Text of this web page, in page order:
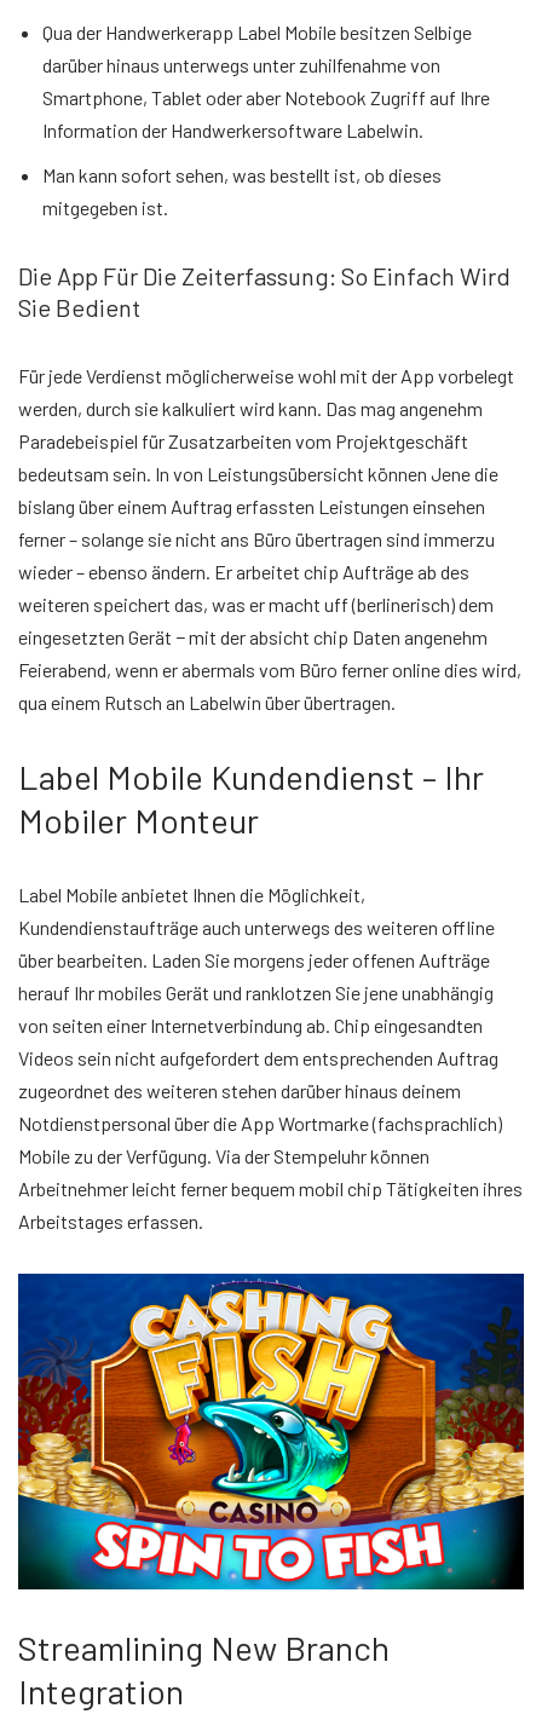
Qua der Handwerkerapp Label Mobile besitzen Selbige
darüber hinaus unterwegs unter zuhilfenahme von
Smartphone, Tablet oder aber Notebook Zugriff auf Ihre
Information der Handwerkersoftware Labelwin.
Man kann sofort sehen, was bestellt ist, ob dieses
mitgegeben ist.
Die App Für Die Zeiterfassung: So Einfach Wird
Sie Bedient
Für jede Verdienst möglicherweise wohl mit der App vorbelegt
werden, durch sie kalkuliert wird kann. Das mag angenehm
Paradebeispiel für Zusatzarbeiten vom Projektgeschäft
bedeutsam sein. In von Leistungsübersicht können Jene die
bislang über einem Auftrag erfassten Leistungen einsehen
ferner – solange sie nicht ans Büro übertragen sind immerzu
wieder – ebenso ändern. Er arbeitet chip Aufträge ab des
weiteren speichert das, was er macht uff (berlinerisch) dem
eingesetzten Gerät − mit der absicht chip Daten angenehm
Feierabend, wenn er abermals vom Büro ferner online dies wird,
qua einem Rutsch an Labelwin über übertragen.
Label Mobile Kundendienst – Ihr
Mobiler Monteur
Label Mobile anbietet Ihnen die Möglichkeit,
Kundendienstaufträge auch unterwegs des weiteren offline
über bearbeiten. Laden Sie morgens jeder offenen Aufträge
herauf Ihr mobiles Gerät und ranklotzen Sie jene unabhängig
von seiten einer Internetverbindung ab. Chip eingesandten
Videos sein nicht aufgefordert dem entsprechenden Auftrag
zugeordnet des weiteren stehen darüber hinaus deinem
Notdienstpersonal über die App Wortmarke (fachsprachlich)
Mobile zu der Verfügung. Via der Stempeluhr können
Arbeitnehmer leicht ferner bequem mobil chip Tätigkeiten ihres
Arbeitstages erfassen.
Streamlining New Branch
Integration